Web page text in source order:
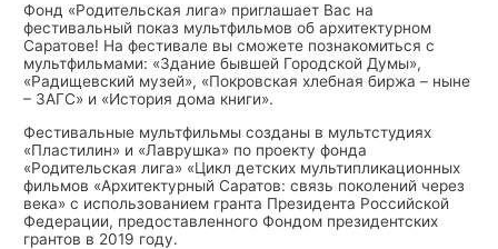
Фонд «Родительская лига» приглашает Вас на
фестивальный показ мультфильмов об архитектурном
Саратове! На фестивале вы сможете познакомиться с
мультфильмами: «Здание бывшей Городской Думы»,
«Радищевский музей», «Покровская хлебная биржа – ныне
– ЗАГС» и «История дома книги».
Фестивальные мультфильмы созданы в мультстудиях
«Пластилин» и «Лаврушка» по проекту фонда
«Родительская лига» «Цикл детских мультипликационных
фильмов «Архитектурный Саратов: связь поколений через
века» с использованием гранта Президента Российской
Федерации, предоставленного Фондом президентских
грантов в 2019 году.